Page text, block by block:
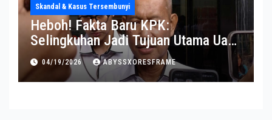
Skandal & Kasus Tersembunyi
Heboh! Fakta Baru KPK:
Selingkuhan Jadi Tujuan Utama Uang
Korupsi
04/19/2026 ABYSSXORESFRAME